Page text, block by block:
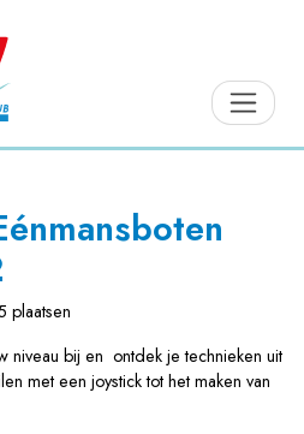
plaatsen
niveau bij en ontdek je technieken uit
met een joystick tot het maken van